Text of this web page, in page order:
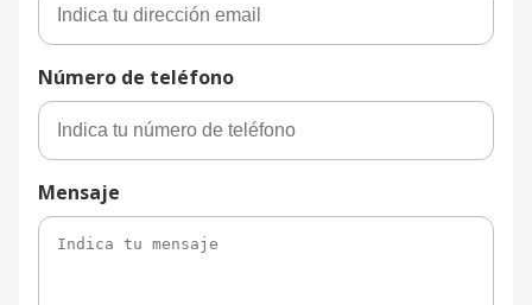
Número de teléfono
Mensaje